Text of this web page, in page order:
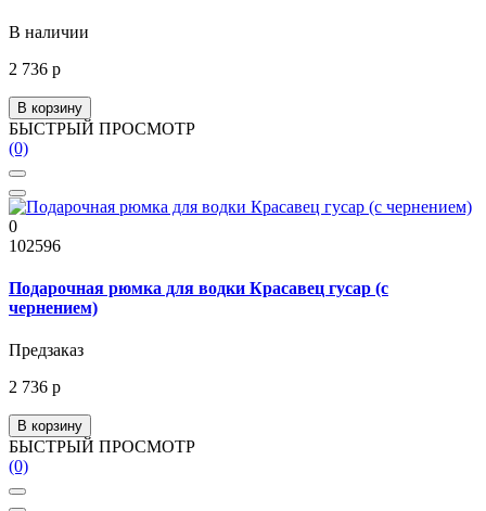
В наличии
2 736 р
В корзину
БЫСТРЫЙ ПРОСМОТР
(0)
0
102596
Подарочная рюмка для водки Красавец гусар (с
чернением)
Предзаказ
2 736 р
В корзину
БЫСТРЫЙ ПРОСМОТР
(0)